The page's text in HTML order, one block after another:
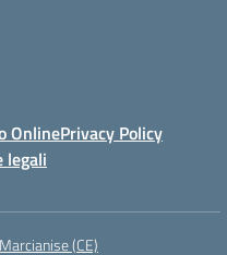
OnlinePrivacy Policy
legali
(CE)